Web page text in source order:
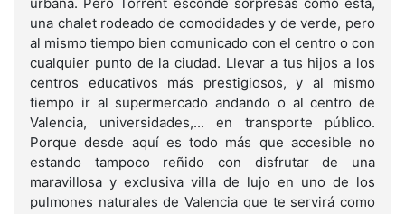
urbana. Pero Torrent esconde sorpresas como esta,
una chalet rodeado de comodidades y de verde, pero
al mismo tiempo bien comunicado con el centro o con
cualquier punto de la ciudad. Llevar a tus hijos a los
centros educativos más prestigiosos, y al mismo
tiempo ir al supermercado andando o al centro de
Valencia, universidades,... en transporte público.
Porque desde aquí es todo más que accesible no
estando tampoco reñido con disfrutar de una
maravillosa y exclusiva villa de lujo en uno de los
pulmones naturales de Valencia que te servirá como